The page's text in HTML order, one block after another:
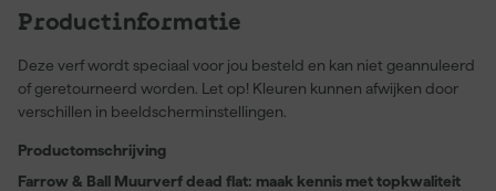
Productinformatie
Deze verf wordt speciaal voor jou besteld en kan niet geannuleerd
of geretourneerd worden. Let op! Kleuren kunnen afwijken door
verschillen in beeldscherminstellingen.
Productomschrijving
Farrow & Ball Muurverf dead flat: maak kennis met topkwaliteit